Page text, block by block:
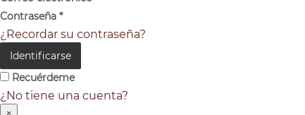
Contraseña *
¿Recordar su contraseña?
Identificarse
Recuérdeme
¿No tiene una cuenta?